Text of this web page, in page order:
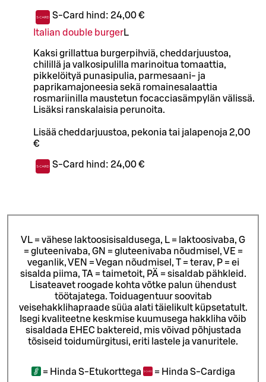
S-Card hind: 24,00 €
Italian double burgerL
Kaksi grillattua burgerpihviä, cheddarjuustoa,
chilillä ja valkosipulilla marinoitua tomaattia,
pikkelöityä punasipulia, parmesaani- ja
paprikamajoneesia sekä romainesalaattia
rosmariinilla maustetun focacciasämpylän välissä.
Lisäksi ranskalaisia perunoita.
Lisää cheddarjuustoa, pekonia tai jalapenoja 2,00
€
S-Card hind: 24,00 €
VL = vähese laktoosisisaldusega, L = laktoosivaba, G
= gluteenivaba, GN = gluteenivaba nõudmisel, VE =
veganlik, VEN = Vegan nõudmisel, T = terav, P = ei
sisalda piima, TA = taimetoit, PÄ = sisaldab pähkleid.
Lisateavet roogade kohta võtke palun ühendust
töötajatega. Toiduagentuur soovitab
veisehakklihapraade süüa alati täielikult küpsetatult.
Isegi kvaliteetne keskmise kuumusega hakkliha võib
sisaldada EHEC baktereid, mis võivad põhjustada
tõsiseid toidumürgitusi, eriti lastele ja vanuritele.
= Hinda S-Etukorttega = Hinda S-Cardiga